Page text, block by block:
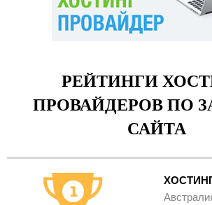
РЕЙТИНГИ
ПРОВАЙДЕРОВ ПО
САЙТА